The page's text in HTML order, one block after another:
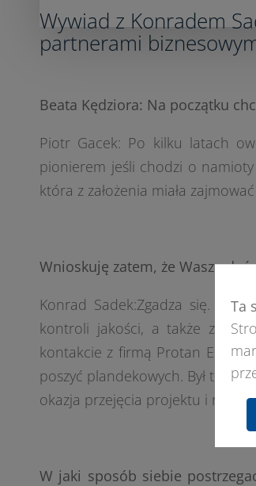
Wywiad z Konradem
partnerami
Beata Kędziora: Na początku
Piotr Gacek: Po kilku latach
pionierem jeśli chodzi o
która z założenia miała
Wnioskuję zatem, że Wasze
Konrad Sadek:Zgadza się.
kontroli jakości, a także
kontakcie z firmą Protan
poszyć plandekowych. Był to
okazja przejęcia projektu i
W jaki sposób siebie
Ta